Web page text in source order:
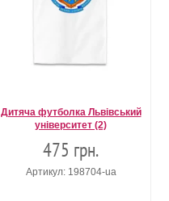
Дитяча футболка Львівський
університет (2)
475 грн.
Артикул: 198704-ua